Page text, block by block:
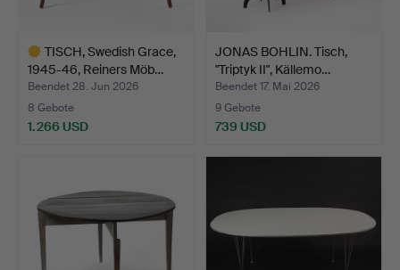
TISCH, Swedish Grace,
1945-46, Reiners Möb…
Beendet 28. Jun 2026
8 Gebote
1.266 USD
JONAS BOHLIN. Tisch,
"Triptyk II", Källemo…
Beendet 17. Mai 2026
9 Gebote
739 USD